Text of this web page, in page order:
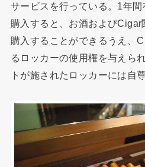
サービスを行っている。1年
購入すると、お酒および
購入することができるうえ、
るロッカーの使用権を与えら
トが施されたロッカーには自